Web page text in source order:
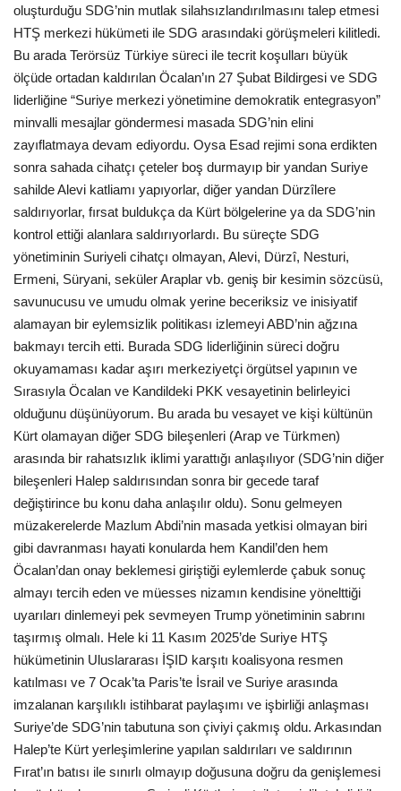
oluşturduğu SDG’nin mutlak silahsızlandırılmasını talep etmesi
HTŞ merkezi hükümeti ile SDG arasındaki görüşmeleri kilitledi.
Bu arada Terörsüz Türkiye süreci ile tecrit koşulları büyük
ölçüde ortadan kaldırılan Öcalan’ın 27 Şubat Bildirgesi ve SDG
liderliğine “Suriye merkezi yönetimine demokratik entegrasyon”
minvalli mesajlar göndermesi masada SDG’nin elini
zayıflatmaya devam ediyordu. Oysa Esad rejimi sona erdikten
sonra sahada cihatçı çeteler boş durmayıp bir yandan Suriye
sahilde Alevi katliamı yapıyorlar, diğer yandan Dürzîlere
saldırıyorlar, fırsat buldukça da Kürt bölgelerine ya da SDG’nin
kontrol ettiği alanlara saldırıyorlardı. Bu süreçte SDG
yönetiminin Suriyeli cihatçı olmayan, Alevi, Dürzî, Nesturi,
Ermeni, Süryani, seküler Araplar vb. geniş bir kesimin sözcüsü,
savunucusu ve umudu olmak yerine beceriksiz ve inisiyatif
alamayan bir eylemsizlik politikası izlemeyi ABD’nin ağzına
bakmayı tercih etti. Burada SDG liderliğinin süreci doğru
okuyamaması kadar aşırı merkeziyetçi örgütsel yapının ve
Sırasıyla Öcalan ve Kandildeki PKK vesayetinin belirleyici
olduğunu düşünüyorum. Bu arada bu vesayet ve kişi kültünün
Kürt olamayan diğer SDG bileşenleri (Arap ve Türkmen)
arasında bir rahatsızlık iklimi yarattığı anlaşılıyor (SDG’nin diğer
bileşenleri Halep saldırısından sonra bir gecede taraf
değiştirince bu konu daha anlaşılır oldu). Sonu gelmeyen
müzakerelerde Mazlum Abdi’nin masada yetkisi olmayan biri
gibi davranması hayati konularda hem Kandil’den hem
Öcalan’dan onay beklemesi giriştiği eylemlerde çabuk sonuç
almayı tercih eden ve müesses nizamın kendisine yönelttiği
uyarıları dinlemeyi pek sevmeyen Trump yönetiminin sabrını
taşırmış olmalı. Hele ki 11 Kasım 2025’de Suriye HTŞ
hükümetinin Uluslararası İŞID karşıtı koalisyona resmen
katılması ve 7 Ocak’ta Paris’te İsrail ve Suriye arasında
imzalanan karşılıklı istihbarat paylaşımı ve işbirliği anlaşması
Suriye’de SDG’nin tabutuna son çiviyi çakmış oldu. Arkasından
Halep’te Kürt yerleşimlerine yapılan saldırıları ve saldırının
Fırat’ın batısı ile sınırlı olmayıp doğusuna doğru da genişlemesi